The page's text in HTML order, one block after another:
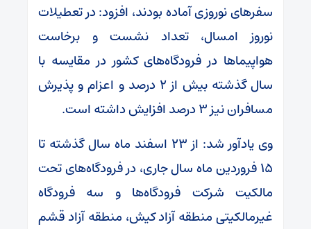
سفرهای نوروزی آماده بودند، افزود: در تعطیلات
نوروز امسال، تعداد نشست و برخاست
هواپیماها در فرودگاه‌های کشور در مقایسه با
سال گذشته بیش از ۲ درصد و اعزام و پذیرش
مسافران نیز ۳ درصد افزایش داشته است.
وی یادآور شد: از ۲۳ اسفند ماه سال گذشته تا
۱۵ فروردین ماه سال جاری، در فرودگاه‌های تحت
مالکیت شرکت فرودگاه‌ها و سه فرودگاه
غیرمالکیتی منطقه آزاد کیش، منطقه آزاد قشم